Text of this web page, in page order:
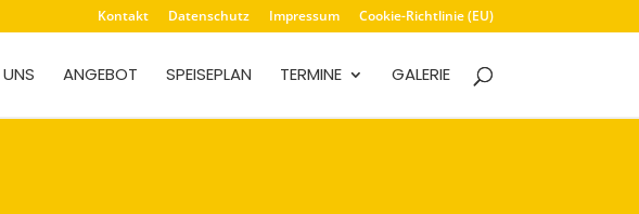
Kontakt Datenschutz Impressum Cookie-Richtlinie (EU)
ANGEBOT SPEISEPLAN TERMINE GALERIE